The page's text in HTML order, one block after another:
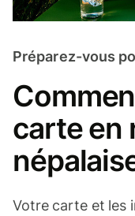
carte en
Préparez-vous
Votre carte et les